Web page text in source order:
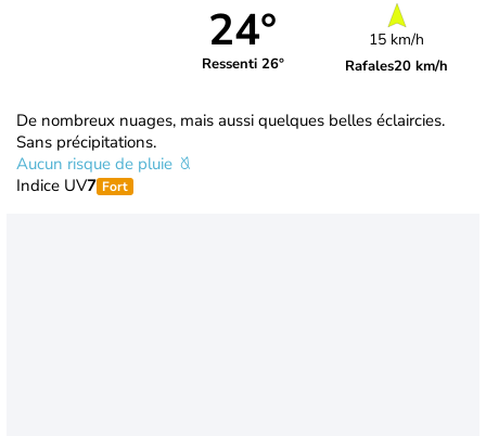
24°
Ressenti 26°
15 km/h
Rafales20 km/h
De nombreux nuages, mais aussi quelques belles éclaircies.
Sans précipitations.
Aucun risque de pluie
Indice UV7 Fort